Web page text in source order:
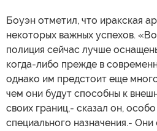
Боуэн отметил, что иракская
некоторых важных успехов.
полиция сейчас лучше
когда-либо прежде в
однако им предстоит еще
чем они будут способны к
своих границ,- сказал он,
специального назначения.-